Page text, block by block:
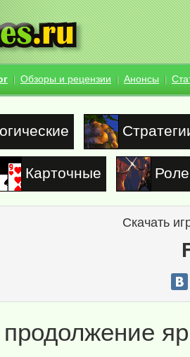
Обзоры и рецензии Анонсы
Карточные
Скачать